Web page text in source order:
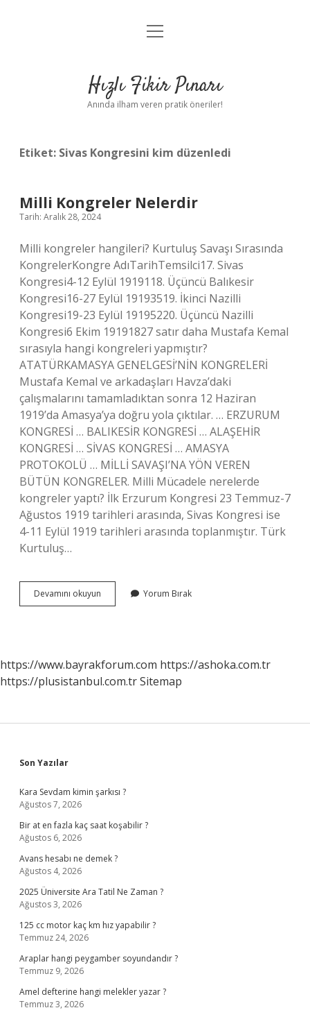
Anasayfa
Yasal Uyarı
menüyü
Hızlı Fikir Pınarı
Anında ilham veren pratik öneriler!
Etiket: Sivas Kongresini kim düzenledi
Milli Kongreler Nelerdir
Tarih: Aralık 28, 2024
Milli kongreler hangileri? Kurtuluş Savaşı Sırasında
KongrelerKongre AdıTarihTemsilci17. Sivas
Kongresi4-12 Eylül 1919118. Üçüncü Balıkesir
Kongresi16-27 Eylül 19193519. İkinci Nazilli
Kongresi19-23 Eylül 19195220. Üçüncü Nazilli
Kongresi6 Ekim 19191827 satır daha Mustafa Kemal
sırasıyla hangi kongreleri yapmıştır?
ATATÜRKAMASYA GENELGESİ’NİN KONGRELERİ
Mustafa Kemal ve arkadaşları Havza’daki
çalışmalarını tamamladıktan sonra 12 Haziran
1919’da Amasya’ya doğru yola çıktılar. … ERZURUM
KONGRESİ … BALIKESİR KONGRESİ … ALAŞEHİR
KONGRESİ … SİVAS KONGRESİ … AMASYA
PROTOKOLÜ … MİLLİ SAVAŞI’NA YÖN VEREN
BÜTÜN KONGRELER. Milli Mücadele nerelerde
kongreler yaptı? İlk Erzurum Kongresi 23 Temmuz-7
Ağustos 1919 tarihleri ​​arasında, Sivas Kongresi ise
4-11 Eylül 1919 tarihleri ​​arasında toplanmıştır. Türk
Kurtuluş…
Devamını okuyun
Kongreler
Yorum Bırak
https://www.bayrakforum.com https://ashoka.com.tr
https://plusistanbul.com.trSitemap
Sidebar
Son Yazılar
Kara Sevdam kimin şarkısı ?
Ağustos 7, 2026
Bir at en fazla kaç saat koşabilir ?
Ağustos 6, 2026
Avans hesabı ne demek ?
Ağustos 4, 2026
2025 Üniversite Ara Tatil Ne Zaman ?
Ağustos 3, 2026
125 cc motor kaç km hız yapabilir ?
Temmuz 24, 2026
Araplar hangi peygamber soyundandır ?
Temmuz 9, 2026
Amel defterine hangi melekler yazar ?
Temmuz 3, 2026